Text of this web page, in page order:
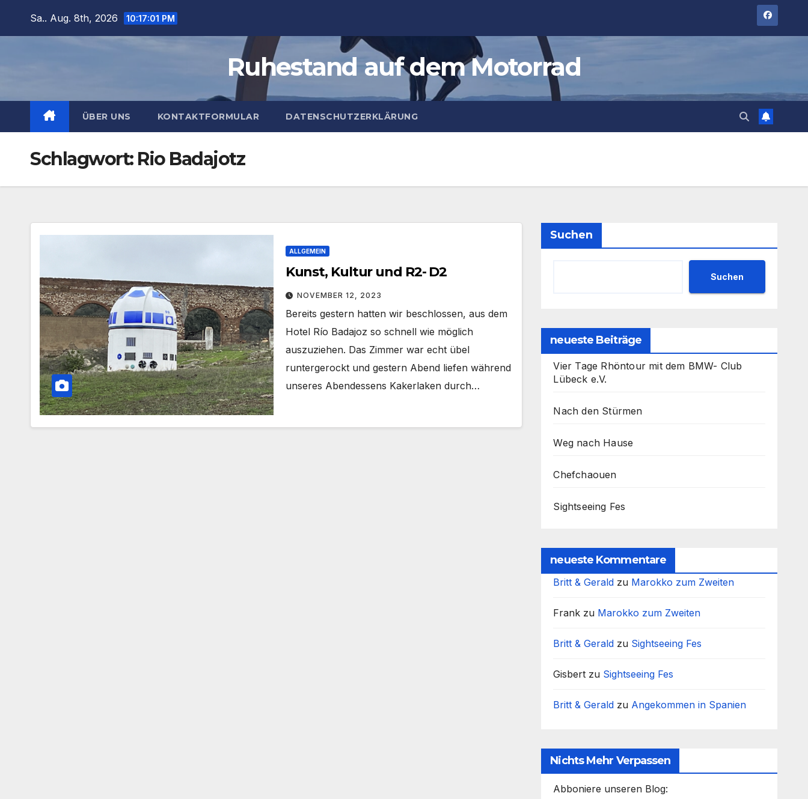
Sa.. Aug. 8th, 2026 10:17:02 PM
Ruhestand auf dem Motorrad
ÜBER UNS KONTAKTFORMULAR DATENSCHUTZERKLÄRUNG
Schlagwort: Rio Badajotz
ALLGEMEIN
Kunst, Kultur und R2- D2
NOVEMBER 12, 2023
Bereits gestern hatten wir beschlossen, aus dem
Hotel Río Badajoz so schnell wie möglich
auszuziehen. Das Zimmer war echt übel
runtergerockt und gestern Abend liefen während
unseres Abendessens Kakerlaken durch…
Suchen
Suchen
neueste Beiträge
Vier Tage Rhöntour mit dem BMW- Club
Lübeck e.V.
Nach den Stürmen
Weg nach Hause
Chefchaouen
Sightseeing Fes
neueste Kommentare
Britt & Gerald zu Marokko zum Zweiten
Frank zu Marokko zum Zweiten
Britt & Gerald zu Sightseeing Fes
Gisbert zu Sightseeing Fes
Britt & Gerald zu Angekommen in Spanien
Nichts Mehr Verpassen
Abboniere unseren Blog: